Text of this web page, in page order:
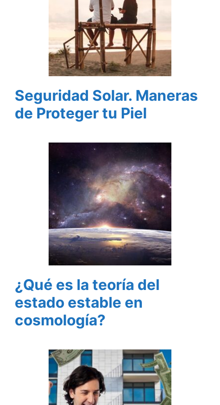
Seguridad Solar. Maneras
de Proteger tu Piel
¿Qué es la teoría del
estado estable en
cosmología?